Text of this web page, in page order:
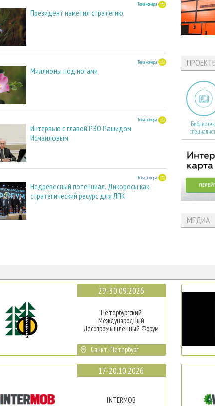
Тема номера
Президент наметил стратегию
Тема номера
Миллионы под ногами
Тема номера
Интервью с главой РЭО Рашидом
Исмаиловым
Тема номера
Недревесный потенциал. Дикоросы как
стратегический ресурс для ЛПК
МЕДИА
29-30.09.2026
Петербургский
Международный
Лесопромышленный Форум
Санкт-Петербург
17-20.10.2026
INTERMOB